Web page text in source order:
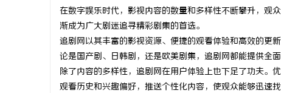
在数字娱乐时代，影视内容的数量和多样性不断攀升，观
渐成为广大剧迷追寻精彩剧集的首选。
追剧网以其丰富的影视资源、便捷的观看体验和高效的更
论是国产剧、日韩剧，还是欧美剧集，追剧网都能提供全
除了内容的多样性，追剧网在用户体验上也下足了功夫。
观看历史和兴趣偏好，推送个性化内容，使观众能够迅速找